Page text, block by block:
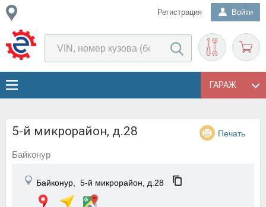
Регистрация Войти
ГАРАЖ
5-й микрорайон, д.28 Печать
Байконур
Байконур, 5-й микрорайон, д.28